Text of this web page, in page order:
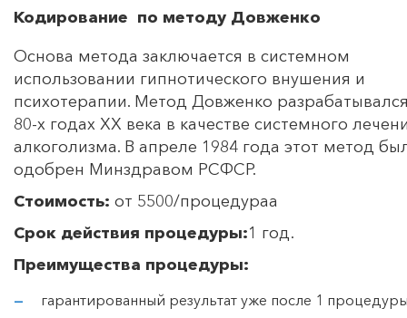
Кодирование по методу Довженко
Основа метода заключается в системном
использовании гипнотического внушения и
психотерапии. Метод Довженко
80-х годах ХХ века в качестве системного
алкоголизма. В апреле 1984 года этот метод
одобрен Минздравом РСФСР.
Стоимость: от 5500/процедураа
Срок действия процедуры:1 год.
Преимущества процедуры:
гарантированный результат уже после 1